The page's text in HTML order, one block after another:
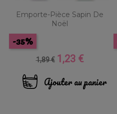
Emporte-Pièce Sapin De
Noël
Prix
base
1,89 €
-35%
Prix
1,23 €
Ajouter au panier